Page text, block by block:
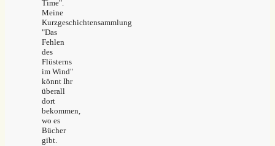
Time".
Meine
Kurzgeschichtensammlung
"Das
Fehlen
des
Flüsterns
im Wind"
könnt Ihr
überall
dort
bekommen,
wo es
Bücher
gibt.